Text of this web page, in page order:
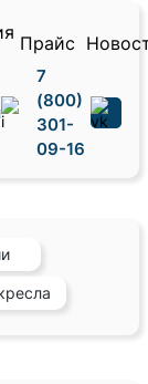
Прайс
7
(800)
301-
09-16